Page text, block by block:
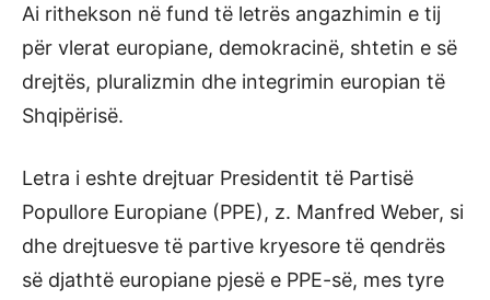
Ai rithekson në fund të letrës angazhimin e tij
për vlerat europiane, demokracinë, shtetin e së
drejtës, pluralizmin dhe integrimin europian të
Shqipërisë.
Letra i eshte drejtuar Presidentit të Partisë
Popullore Europiane (PPE), z. Manfred Weber, si
dhe drejtuesve të partive kryesore të qendrës
së djathtë europiane pjesë e PPE-së, mes tyre